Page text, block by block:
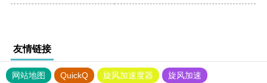
友情链接
网站地图 QuickQ 旋风加速度器
旋风加速